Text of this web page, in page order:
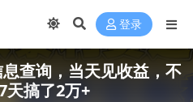
登录
查询，当天见收益，不
天搞了2万+